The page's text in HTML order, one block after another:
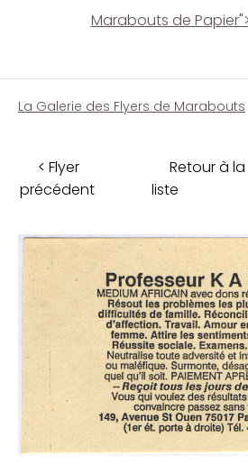
Marabouts de
La Galerie des Flyers de Marabouts
< Flyer
précédent
Retour à la
liste